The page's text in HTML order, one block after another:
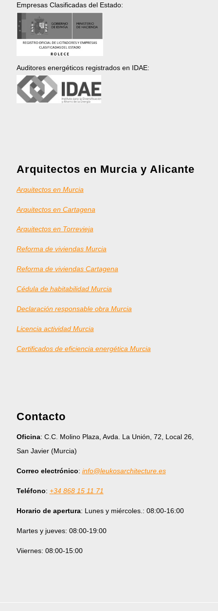
Empresas Clasificadas del Estado:
Auditores energéticos registrados en IDAE:
Arquitectos en Murcia y Alicante
Arquitectos en Murcia
Arquitectos en Cartagena
Arquitectos en Torrevieja
Reforma de viviendas Murcia
Reforma de viviendas Cartagena
Cédula de habitabilidad Murcia
Declaración responsable obra Murcia
Licencia actividad Murcia
Certificados de eficiencia energética Murcia
Contacto
Oficina: C.C. Molino Plaza, Avda. La Unión, 72, Local 26,
San Javier (Murcia)
Correo electrónico: info@leukosarchitecture.es
Teléfono: +34 868 15 11 71
Horario de apertura: Lunes y miércoles.: 08:00-16:00
Martes y jueves: 08:00-19:00
Viiernes: 08:00-15:00